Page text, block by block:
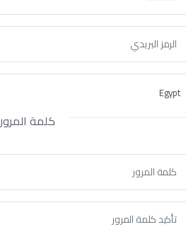
Egypt
كلمة المرور